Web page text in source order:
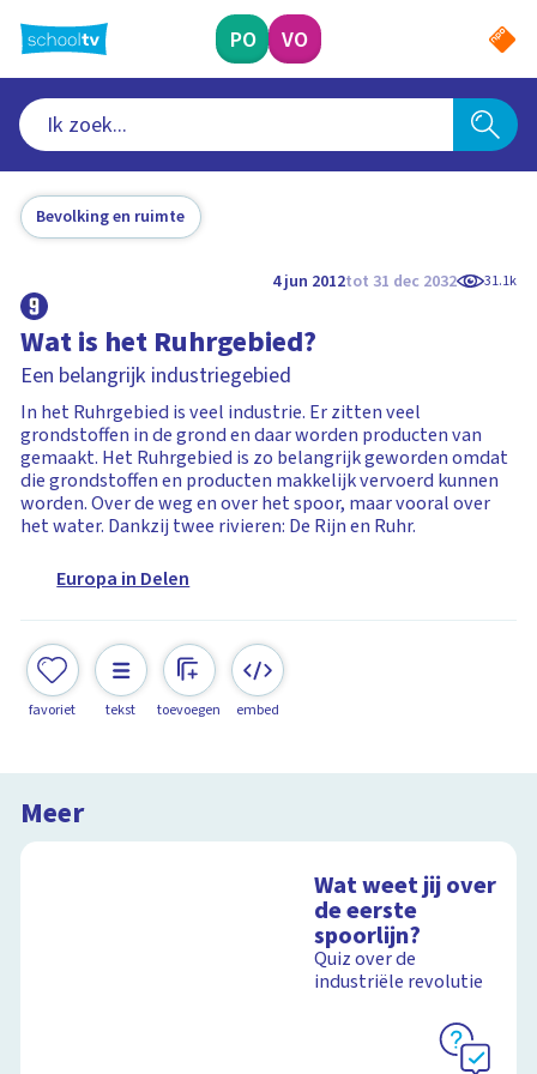
naar
hoofdinhoud
PO VO
Bevolking en ruimte
4 jun 2012tot 31 dec 2032 31.1k
Wat is het Ruhrgebied?
Een belangrijk industriegebied
In het Ruhrgebied is veel industrie. Er zitten veel
grondstoffen in de grond en daar worden producten van
gemaakt. Het Ruhrgebied is zo belangrijk geworden omdat
die grondstoffen en producten makkelijk vervoerd kunnen
worden. Over de weg en over het spoor, maar vooral over
het water. Dankzij twee rivieren: De Rijn en Ruhr.
Europa in Delen
favoriet tekst toevoegen embed
Meer
Wat weet jij over
de eerste
spoorlijn?
Quiz over de
industriële revolutie